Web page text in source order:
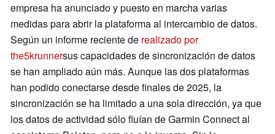
empresa ha anunciado y puesto en marcha varias
medidas para abrir la plataforma al intercambio de datos.
Según un informe reciente de realizado por
the5krunnersus capacidades de sincronización de datos
se han ampliado aún más. Aunque las dos plataformas
han podido conectarse desde finales de 2025, la
sincronización se ha limitado a una sola dirección, ya que
los datos de actividad sólo fluían de Garmin Connect al